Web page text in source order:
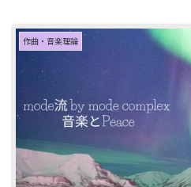
作曲・音楽理論